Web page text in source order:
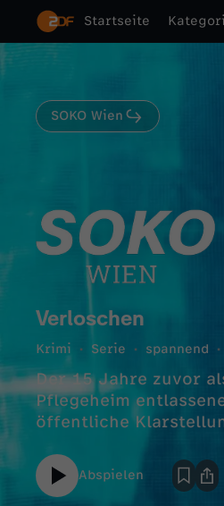
Startseite
SOKO Wien
Verloschen
Krimi Serie spannend
Der 15 Jahre zuvor
Pflegeheim
öffentliche
Abspielen